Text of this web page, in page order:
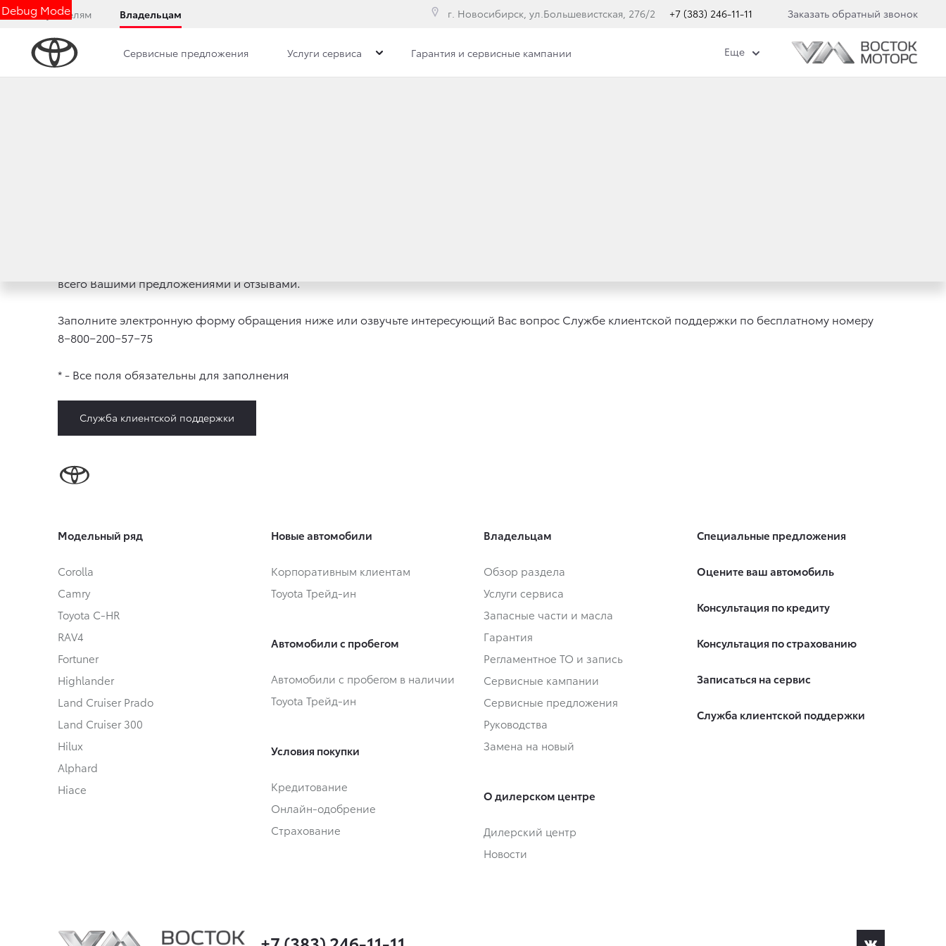
Debug Mode
Покупателям Владельцам г. Новосибирск, ул.Большевистская, 276/2 +7 (383) 246-11-11 Заказать обратный звонок
Сервисные предложения Услуги сервиса Гарантия и сервисные кампании Еще
всего Вашими предложениями и отзывами.
Заполните электронную форму обращения ниже или озвучьте интересующий Вас вопрос Службе клиентской поддержки по бесплатному номеру
8−800−200−57−75
* - Все поля обязательны для заполнения
Служба клиентской поддержки
Модельный ряд
Corolla
Camry
Toyota C-HR
RAV4
Fortuner
Highlander
Land Cruiser Prado
Land Cruiser 300
Hilux
Alphard
Hiace
Новые автомобили
Корпоративным клиентам
Toyota Трейд-ин
Автомобили с пробегом
Автомобили с пробегом в наличии
Toyota Трейд-ин
Условия покупки
Кредитование
Онлайн-одобрение
Страхование
Владельцам
Обзор раздела
Услуги сервиса
Запасные части и масла
Гарантия
Регламентное ТО и запись
Сервисные кампании
Сервисные предложения
Руководства
Замена на новый
О дилерском центре
Дилерский центр
Новости
Специальные предложения
Оцените ваш автомобиль
Консультация по кредиту
Консультация по страхованию
Записаться на сервис
Служба клиентской поддержки